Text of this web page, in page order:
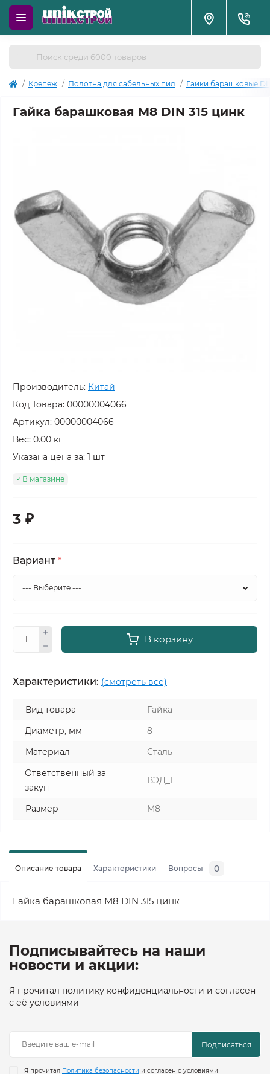
Крепеж Полотна для сабельных пил Гайки барашковые
Гайка барашковая М8 DIN 315 цинк
Производитель: Китай
Код Товара: 00000004066
Артикул: 00000004066
Вес: 0.00 кг
Указана цена за: 1 шт
В магазине
3 ₽
Вариант *
В корзину
Характеристики: (смотреть все)
Вид товара
Гайка
Диаметр, мм
8
Материал
Сталь
Ответственный за
закуп
ВЭД_1
Размер M8
Описание товара Характеристики Вопросы 0
Гайка барашковая М8 DIN 315 цинк
Подписывайтесь на наши
новости и акции:
Я прочитал политику конфиденциальности и согласен
с её условиями
Подписаться
Я прочитал Политика безопасности и согласен с условиями